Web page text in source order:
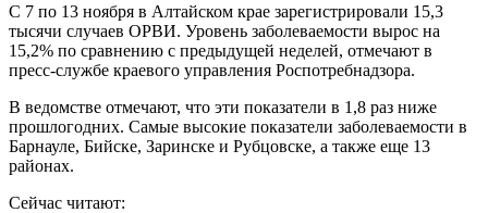
С 7 по 13 ноября в Алтайском крае зарегистрировали 15,3
тысячи случаев ОРВИ. Уровень заболеваемости вырос на
15,2% по сравнению с предыдущей неделей, отмечают в
пресс-службе краевого управления Роспотребнадзора.
В ведомстве отмечают, что эти показатели в 1,8 раз ниже
прошлогодних. Самые высокие показатели заболеваемости в
Барнауле, Бийске, Заринске и Рубцовске, а также еще 13
районах.
Сейчас читают: